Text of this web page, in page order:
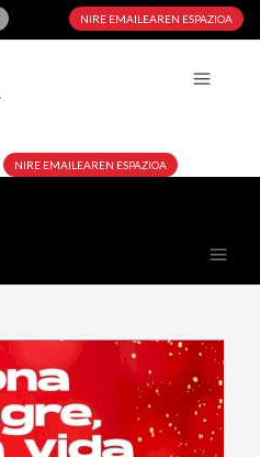
NIRE EMAILEAREN ESPAZIOA
NIRE EMAILEAREN ESPAZIOA